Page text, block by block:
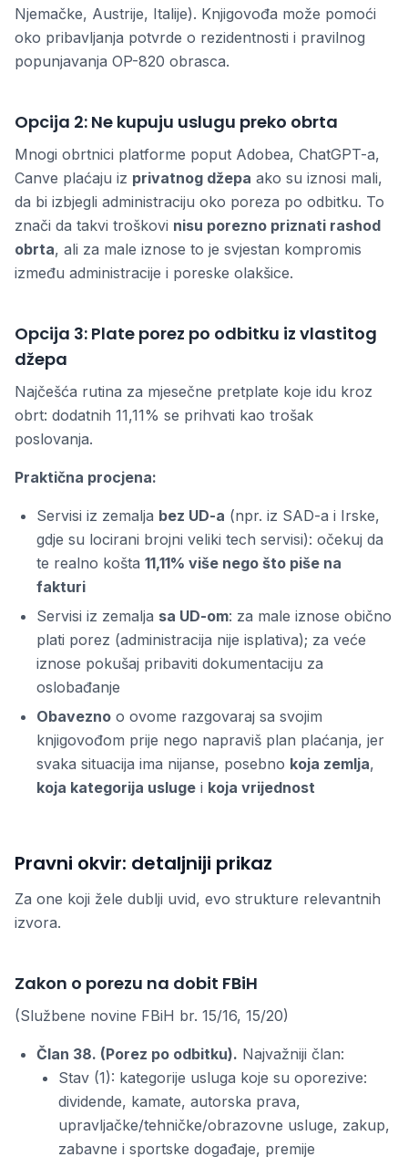
Njemačke, Austrije, Italije). Knjigovođa može pomoći
oko pribavljanja potvrde o rezidentnosti i pravilnog
popunjavanja OP-820 obrasca.
Opcija 2: Ne kupuju uslugu preko obrta
Mnogi obrtnici platforme poput Adobea, ChatGPT-a,
Canve plaćaju iz privatnog džepa ako su iznosi mali,
da bi izbjegli administraciju oko poreza po odbitku. To
znači da takvi troškovi nisu porezno priznati rashod
obrta, ali za male iznose to je svjestan kompromis
između administracije i poreske olakšice.
Opcija 3: Plate porez po odbitku iz vlastitog
džepa
Najčešća rutina za mjesečne pretplate koje idu kroz
obrt: dodatnih 11,11% se prihvati kao trošak
poslovanja.
Praktična procjena:
Servisi iz zemalja bez UD-a (npr. iz SAD-a i Irske,
gdje su locirani brojni veliki tech servisi): očekuj da
te realno košta 11,11% više nego što piše na
fakturi
Servisi iz zemalja sa UD-om: za male iznose obično
plati porez (administracija nije isplativa); za veće
iznose pokušaj pribaviti dokumentaciju za
oslobađanje
Obavezno o ovome razgovaraj sa svojim
knjigovođom prije nego napraviš plan plaćanja, jer
svaka situacija ima nijanse, posebno koja zemlja,
koja kategorija usluge i koja vrijednost
Pravni okvir: detaljniji prikaz
Za one koji žele dublji uvid, evo strukture relevantnih
izvora.
Zakon o porezu na dobit FBiH
(Službene novine FBiH br. 15/16, 15/20)
Član 38. (Porez po odbitku). Najvažniji član:
Stav (1): kategorije usluga koje su oporezive:
dividende, kamate, autorska prava,
upravljačke/tehničke/obrazovne usluge, zakup,
zabavne i sportske događaje, premije